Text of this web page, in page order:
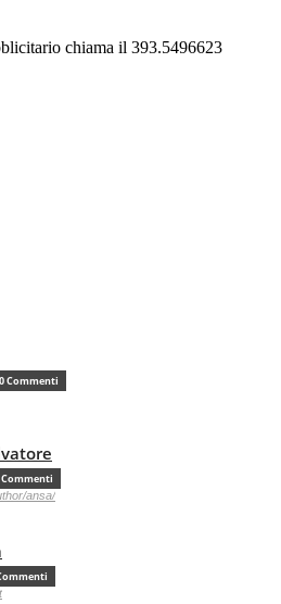
chiama il 393.5496623
0 Commenti
Commenti
ansa/